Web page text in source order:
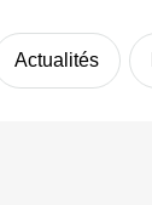
Actualités